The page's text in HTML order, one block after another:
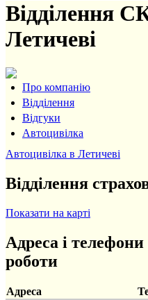
Відділення
Летичеві
Про компанію
Відділення
Відгуки
Автоцивілка
Автоцивілка в Летичеві
Відділення
Показати на карті
Адреса і
роботи
Адреса